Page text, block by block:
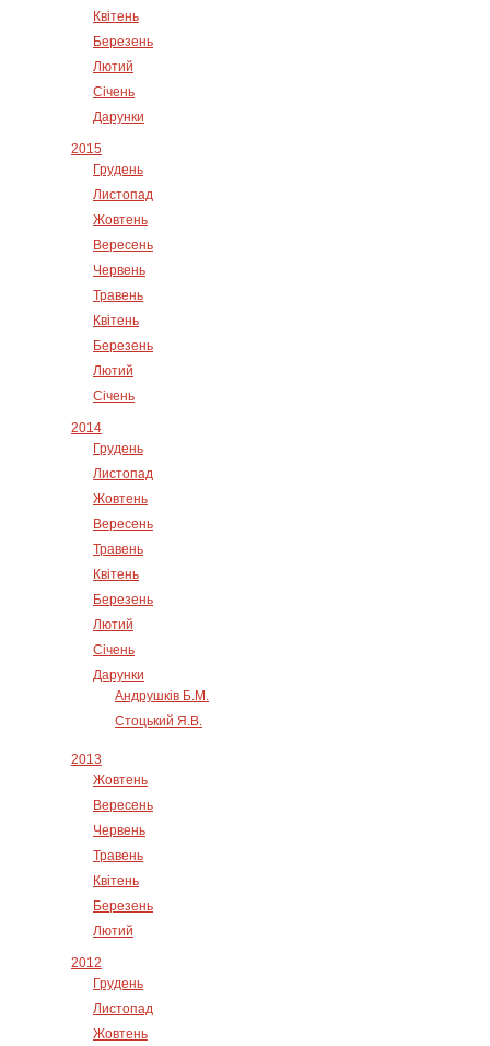
Квітень
Березень
Лютий
Січень
Дарунки
2015
Грудень
Листопад
Жовтень
Вересень
Червень
Травень
Квітень
Березень
Лютий
Січень
2014
Грудень
Листопад
Жовтень
Вересень
Травень
Квітень
Березень
Лютий
Січень
Дарунки
Андрушків Б.М.
Стоцький Я.В.
2013
Жовтень
Вересень
Червень
Травень
Квітень
Березень
Лютий
2012
Грудень
Листопад
Жовтень